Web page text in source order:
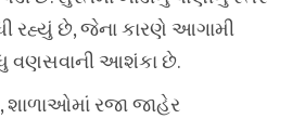
રહ્યું છે, જેના કારણે આગામી
વણસવાની આશંકા છે.
શાળાઓમાં રજા જાહેર